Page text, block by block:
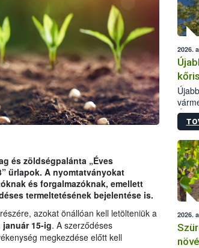
és zöldségpalánta „Éves
űrlapok. A nyomtatványokat
és forgalmazóknak, emellett
termeltetésének bejelentése is.
azokat önállóan kell letölteniük a
január 15-ig. A szerződéses
megkezdése előtt kell
2026.
2026.